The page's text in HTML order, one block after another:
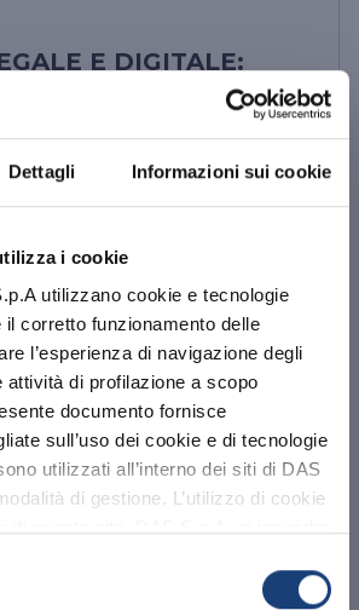
Dettagli Informazioni sui cookie
i cookie
utilizzano cookie e tecnologie
corretto funzionamento delle
l’esperienza di navigazione degli
attività di profilazione a scopo
documento fornisce
sull’uso dei cookie e di tecnologie
utilizzati all’interno dei siti di DAS
di gestione. L’utilizzo di cookie
E DIGITALE:
STRATEGICA TRA
E
CONTRO LE “FALSE
sarà possibile certificare i
da garantire l’autenticità
e i ...
LEGGI TUTTO
la sezione privacy.